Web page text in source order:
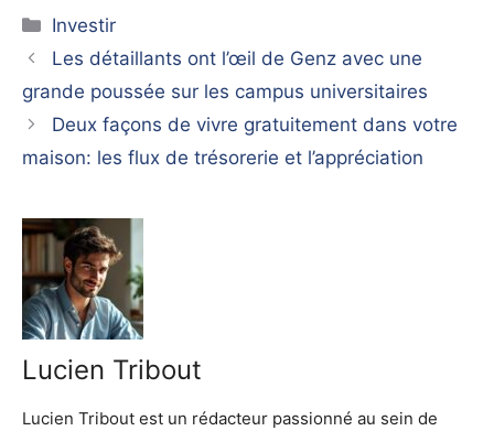
Catégories
Investir
Les détaillants ont l’œil de Genz avec une
grande poussée sur les campus universitaires
Deux façons de vivre gratuitement dans votre
maison: les flux de trésorerie et l’appréciation
Lucien Tribout
Lucien Tribout est un rédacteur passionné au sein de